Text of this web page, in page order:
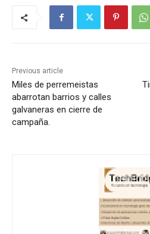
Previous article
Miles de perremeistas
abarrotan barrios y calles
galvaneras en cierre de
campaña.